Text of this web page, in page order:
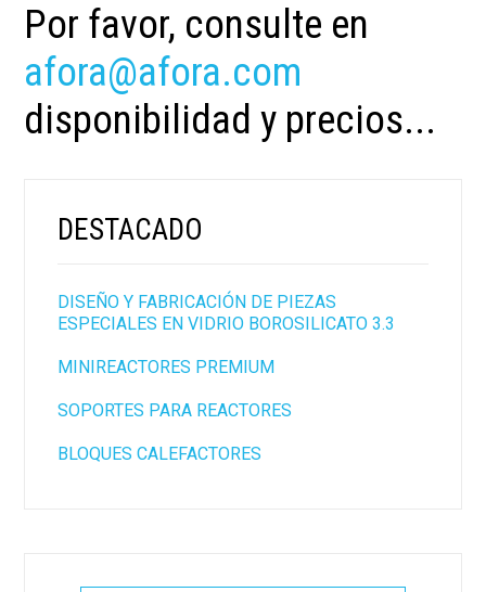
Por favor, consulte en
afora@afora.com
disponibilidad y precios...
DESTACADO
DISEÑO Y FABRICACIÓN DE PIEZAS
ESPECIALES EN VIDRIO BOROSILICATO 3.3
MINIREACTORES PREMIUM
SOPORTES PARA REACTORES
BLOQUES CALEFACTORES